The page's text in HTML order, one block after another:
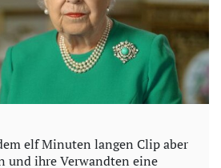
d
elf Minuten langen Clip aber
und ihre Verwandten eine